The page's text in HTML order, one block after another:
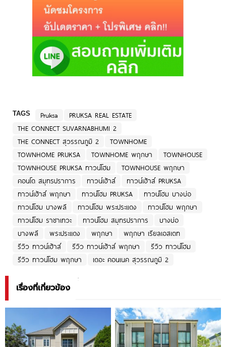
TAGS Pruksa
PRUKSA REAL ESTATE
THE CONNECT SUVARNABHUMI 2
THE CONNECT สุวรรณภูมิ 2
TOWNHOME
TOWNHOME PRUKSA
TOWNHOME พฤกษา
TOWNHOUSE
TOWNHOUSE PRUKSA ทาวน์โฮม
TOWNHOUSE พฤกษา
คอนโด สมุทรปราการ
ทาวน์เฮ้าส์
ทาวน์เฮ้าส์ PRUKSA
ทาวน์เฮ้าส์ พฤกษา
ทาวน์โฮม PRUKSA
ทาวน์โฮม บางบ่อ
ทาวน์โฮม บางพลี
ทาวน์โฮม พระประแดง
ทาวน์โฮม พฤกษา
ทาวน์โฮม ราชาเทวะ
ทาวน์โฮม สมุทรปราการ
บางบ่อ
บางพลี
พระประแดง พฤกษา
พฤกษา เรียลเอสเตท
รีวิว ทาวน์เฮ้าส์
รีวิว ทาวน์เฮ้าส์ พฤกษา
รีวิว ทาวน์โฮม
รีวิว ทาวน์โฮม พฤกษา
เดอะ คอนเนค สุวรรณภูมิ 2
เรื่องที่เกี่ยวข้อง